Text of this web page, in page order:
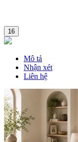
16
Mô tả
Nhận xét
Liên hệ